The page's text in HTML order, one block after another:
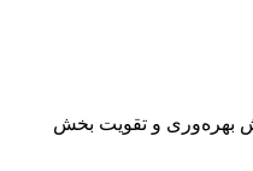
بهره‌وری و تقویت بخش